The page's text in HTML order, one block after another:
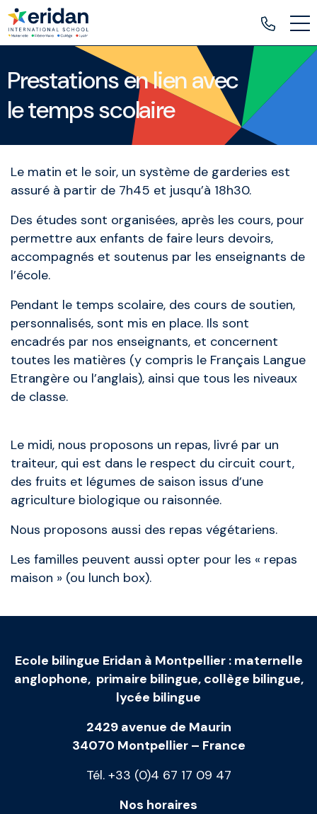
Prestations en lien avec
le temps scolaire
Le matin et le soir, un système de garderies est
assuré à partir de 7h45 et jusqu’à 18h30.
Des études sont organisées, après les cours, pour
permettre aux enfants de faire leurs devoirs,
accompagnés et soutenus par les enseignants de
l’école.
Pendant le temps scolaire, des cours de soutien,
personnalisés, sont mis en place. Ils sont
encadrés par nos enseignants, et concernent
toutes les matières (y compris le Français Langue
Etrangère ou l’anglais), ainsi que tous les niveaux
de classe.
Le midi, nous proposons un repas, livré par un
traiteur, qui est dans le respect du circuit court,
des fruits et légumes de saison issus d’une
agriculture biologique ou raisonnée.
Nous proposons aussi des repas végétariens.
Les familles peuvent aussi opter pour les « repas
maison » (ou lunch box).
Ecole bilingue Eridan à Montpellier: maternelle
anglophone, primaire bilingue, collège bilingue,
lycée bilingue
2429 avenue de Maurin
34070 Montpellier – France
Tél. +33 (0)4 67 17 09 47
Nos horaires